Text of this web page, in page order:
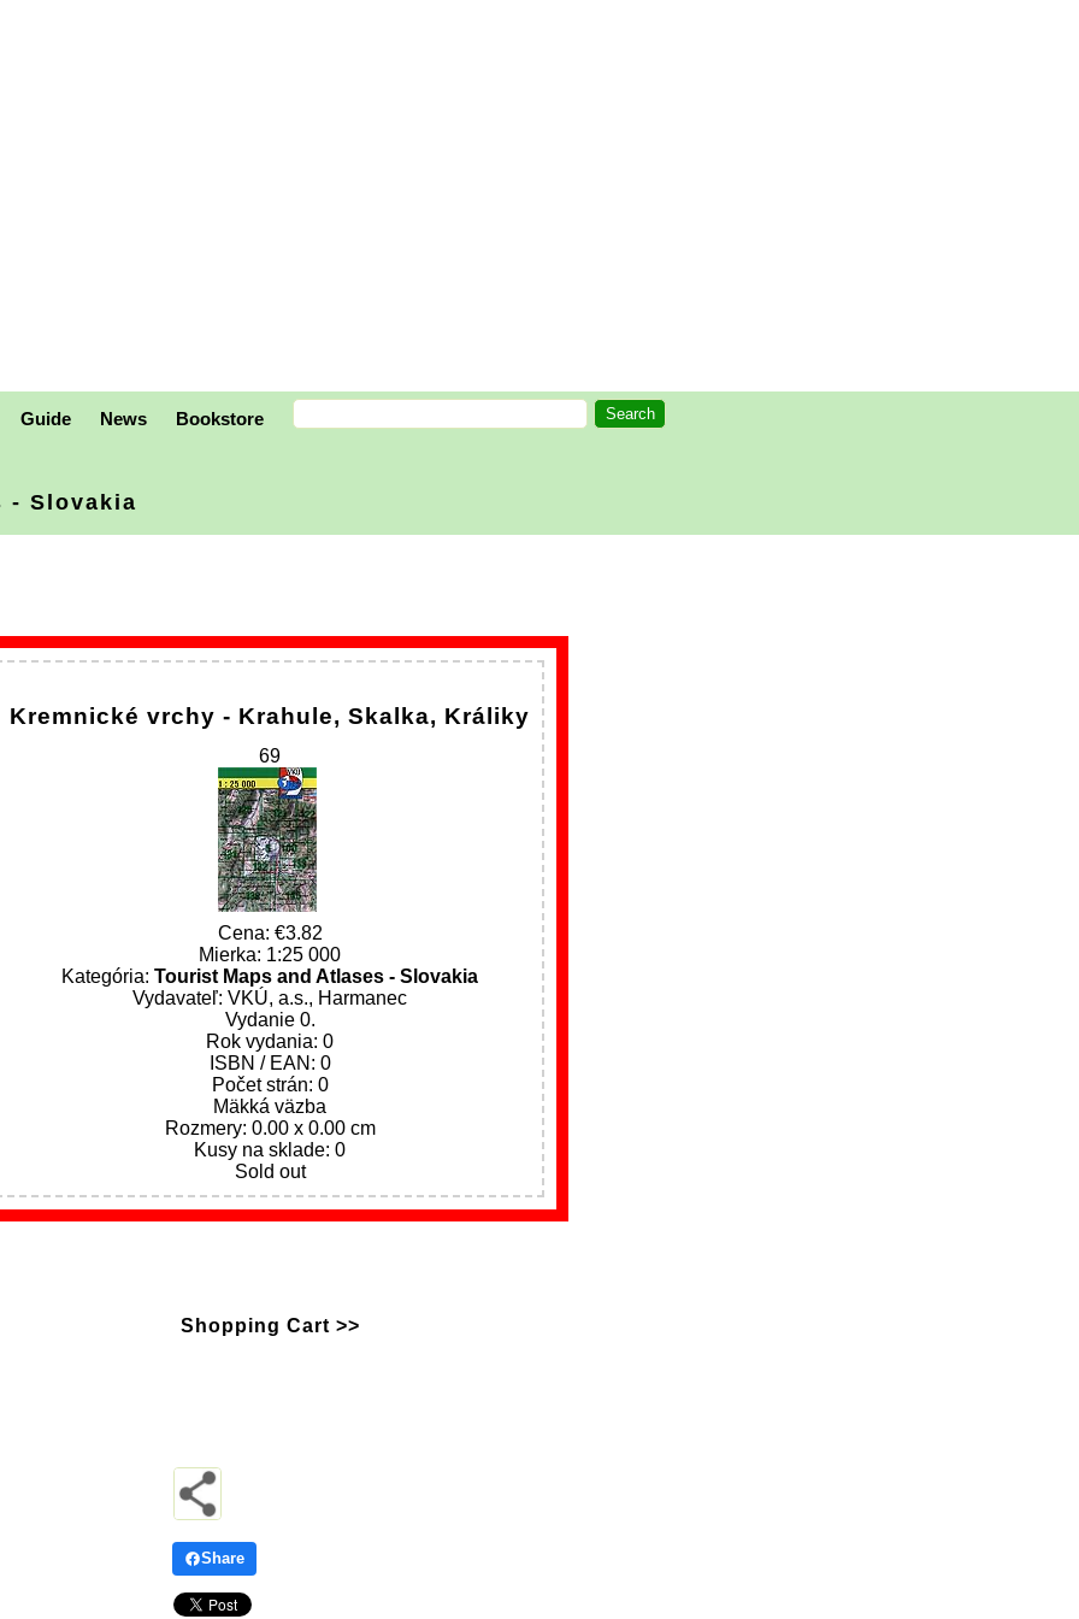
Guide News Bookstore
- Slovakia
Kremnické vrchy - Krahule, Skalka, Králiky
69
Cena:
3.82
Mierka: 1:25 000
Kategória: Tourist Maps and Atlases - Slovakia
Vydavateľ: VKÚ, a.s., Harmanec
Vydanie 0.
Rok vydania: 0
ISBN / EAN: 0
Počet strán: 0
Mäkká väzba
Rozmery: 0.00 x 0.00 cm
Kusy na sklade: 0
Sold out
Shopping Cart >>
Share